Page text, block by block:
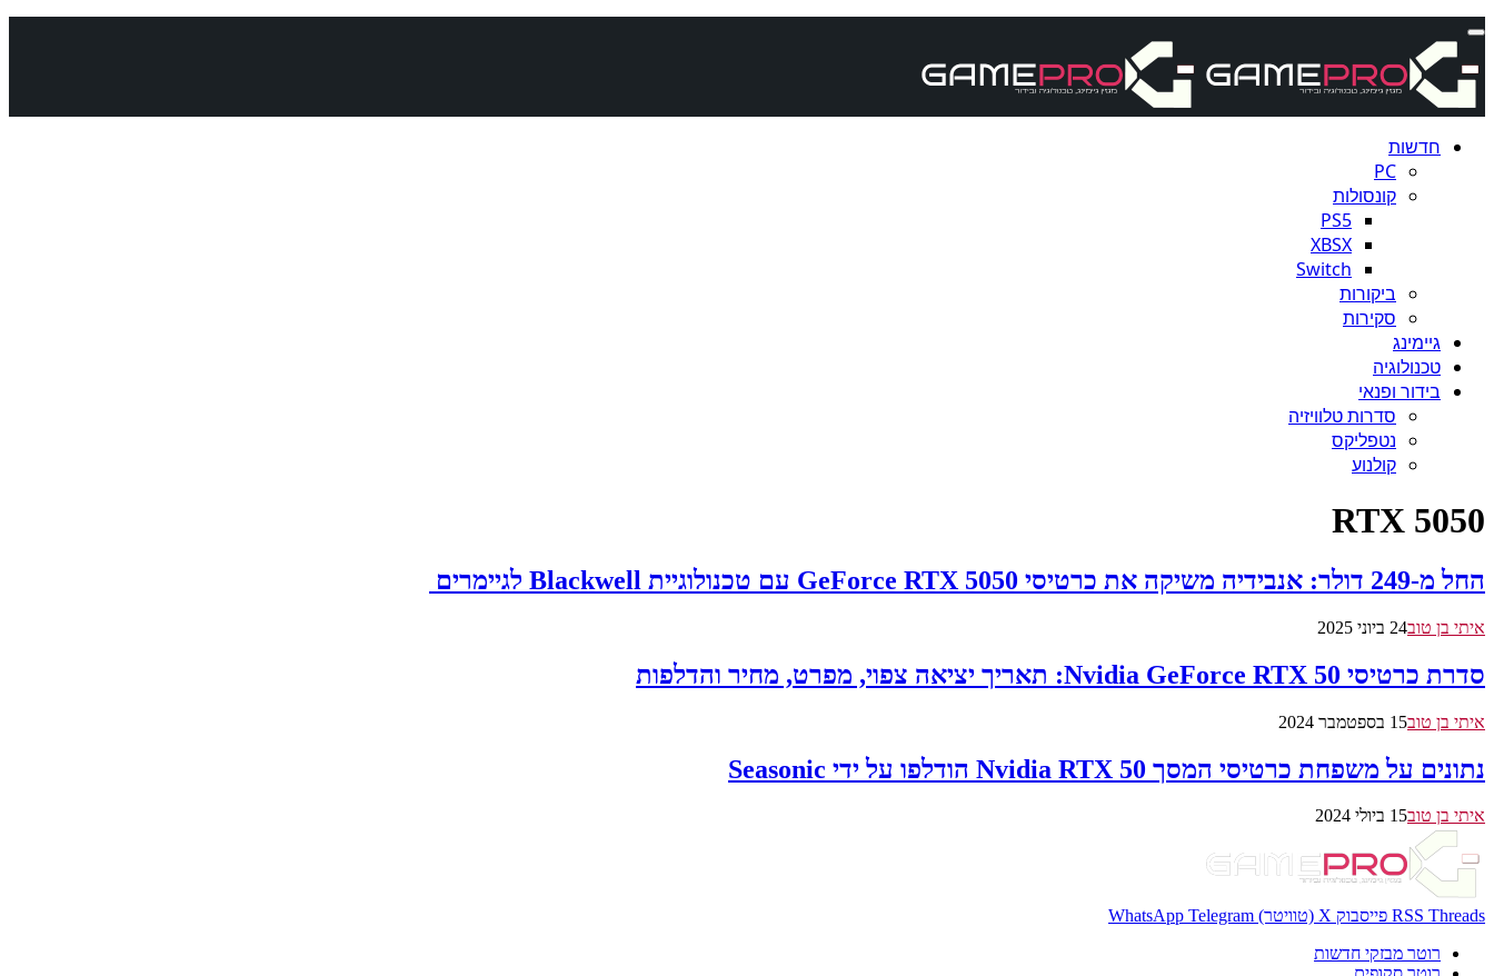
חדשות
PC
קונסולות
PS5
XBSX
Switch
ביקורות
סקירות
גיימינג
טכנולוגיה
בידור ופנאי
סדרות טלוויזיה
נטפליקס
קולנוע
RTX 5050
החל מ-249 דולר: אנבידיה משיקה את כרטיסי GeForce RTX 5050 עם טכנולוגיית Blackwell לגיימרים
איתי בן טוב24 ביוני 2025
סדרת כרטיסי Nvidia GeForce RTX 50: תאריך יציאה צפוי, מפרט, מחיר והדלפות
איתי בן טוב15 בספטמבר 2024
נתונים על משפחת כרטיסי המסך Nvidia RTX 50 הודלפו על ידי Seasonic
איתי בן טוב15 ביולי 2024
RSS Threads פייסבוק X (טוויטר) WhatsApp Telegram
רוטר מבזקי חדשות